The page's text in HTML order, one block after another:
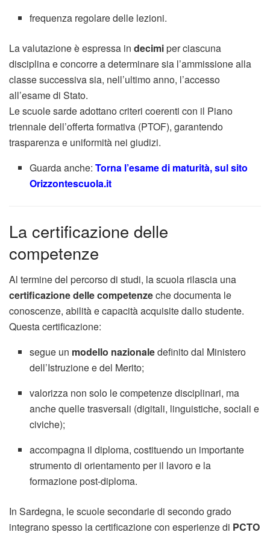
frequenza regolare delle lezioni.
La valutazione è espressa in decimiper ciascuna
disciplina e concorre a determinare sia l’ammissione alla
classe successiva sia, nell’ultimo anno, l’accesso
all’esame di Stato.
Le scuole sarde adottano criteri coerenti con il Piano
triennale dell’offerta formativa (PTOF), garantendo
trasparenza e uniformità nei giudizi.
Guarda anche:Torna l’esame di maturità, sul sito
Orizzontescuola.it
La certificazione delle
competenze
Al termine del percorso di studi, la scuola rilascia una
certificazione delle competenzeche documenta le
conoscenze, abilità e capacità acquisite dallo studente.
Questa certificazione:
segue un modello nazionaledefinito dal Ministero
dell’Istruzione e del Merito;
valorizza non solo le competenze disciplinari, ma
anche quelle trasversali (digitali, linguistiche, sociali e
civiche);
accompagna il diploma, costituendo un importante
strumento di orientamento per il lavoro e la
formazione post-diploma.
In Sardegna, le scuole secondarie di secondo grado
integrano spesso la certificazione con esperienze di PCTO